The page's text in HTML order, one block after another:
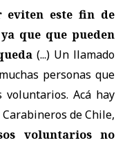
eviten este fin de
que que pueden
(...) Un llamado
personas que
voluntarios. Acá hay
de Chile,
voluntarios no